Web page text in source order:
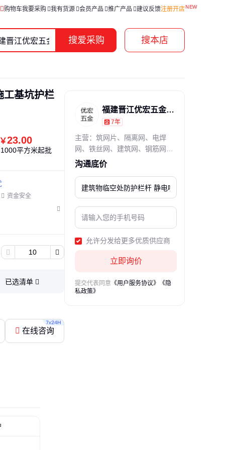
购物车我要采购 我有货源 会员产品 推广产品 建议反馈注册开店
搜爱采购 搜本店
工基坑护栏
23.00
1000平方米起批
资金安全
已选清单
在线咨询
福建晋江优宏五金制品有限公司
7年
主营：筑网片、隔离网、电焊
网、铁丝网、建筑网、钢筋网、
热镀锌、双边丝、围栏网、钢丝
片、小区护栏、网片实体、墙体
网片、苗床网片、金属网片、镀
高速公路、框架围栏、斜方网
片、焊接网片
沟通底价
允许分发给更多优质供应商
立即询价
提交代表同意 《用户服务协议》
《隐
私政策》